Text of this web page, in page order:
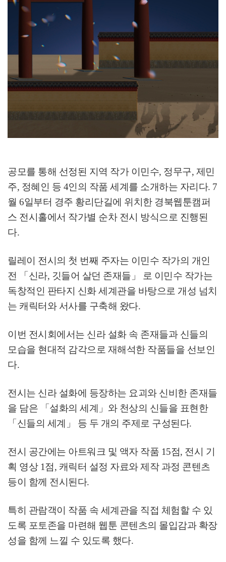
공모를 통해 선정된 지역 작가 이민수, 정무구, 제민
주, 정혜인 등 4인의 작품 세계를 소개하는 자리다. 7
월 6일부터 경주 황리단길에 위치한 경북웹툰캠퍼
스 전시홀에서 작가별 순차 전시 방식으로 진행된
다.
릴레이 전시의 첫 번째 주자는 이민수 작가의 개인
전
「 신라, 깃들어 살던 존재들 」
로 이민수 작가는
독창적인 판타지 신화 세계관을 바탕으로 개성 넘치
는 캐릭터와 서사를 구축해 왔다.
이번 전시회에서는 신라 설화 속 존재들과 신들의
모습을 현대적 감각으로 재해석한 작품들을 선보인
다.
전시는 신라 설화에 등장하는 요괴와 신비한 존재들
을 담은
「 설화의 세계 」 와 천상의 신들을 표현한
「 신들의 세계 」 등 두 개의 주제로 구성된다.
전시 공간에는 아트워크 및 액자 작품 15점, 전시 기
획 영상 1점, 캐릭터 설정 자료와 제작 과정 콘텐츠
등이 함께 전시된다.
특히 관람객이 작품 속 세계관을 직접 체험할 수 있
도록 포토존을 마련해 웹툰 콘텐츠의 몰입감과 확장
성을 함께 느낄 수 있도록 했다.